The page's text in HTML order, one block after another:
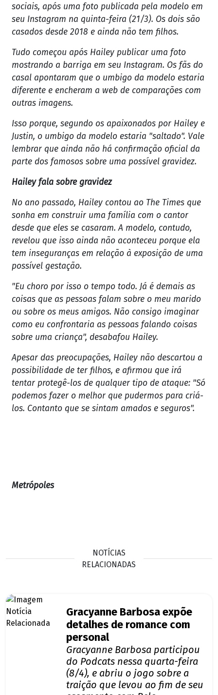
sociais, após uma foto publicada pela modelo em
seu Instagram na quinta-feira (21/3). Os dois são
casados desde 2018 e ainda não tem filhos.
Tudo começou após Hailey publicar uma foto
mostrando a barriga em seu Instagram. Os fãs do
casal apontaram que o umbigo da modelo estaria
diferente e encheram a web de comparações com
outras imagens.
Isso porque, segundo os apaixonados por Hailey e
Justin, o umbigo da modelo estaria "saltado". Vale
lembrar que ainda não há confirmação oficial da
parte dos famosos sobre uma possível gravidez.
Hailey fala sobre gravidez
No ano passado, Hailey contou ao The Times que
sonha em construir uma família com o cantor
desde que eles se casaram. A modelo, contudo,
revelou que isso ainda não aconteceu porque ela
tem inseguranças em relação à exposição de uma
possível gestação.
"Eu choro por isso o tempo todo. Já é demais as
coisas que as pessoas falam sobre o meu marido
ou sobre os meus amigos. Não consigo imaginar
como eu confrontaria as pessoas falando coisas
sobre uma criança", desabafou Hailey.
Apesar das preocupações, Hailey não descartou a
possibilidade de ter filhos, e afirmou que irá
tentar protegê-los de qualquer tipo de ataque: "Só
podemos fazer o melhor que pudermos para criá-
los. Contanto que se sintam amados e seguros".
Metrópoles
NOTÍCIAS
RELACIONADAS
Gracyanne Barbosa expõe
detalhes de romance com
personal
Gracyanne Barbosa participou
do Podcats nessa quarta-feira
(8/4), e abriu o jogo sobre a
traição que levou ao fim de seu